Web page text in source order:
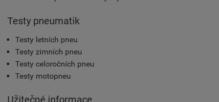
Testy pneumatik
Testy letních pneu
Testy zimních pneu
Testy celoročních pneu
Testy motopneu
Užitečné informace